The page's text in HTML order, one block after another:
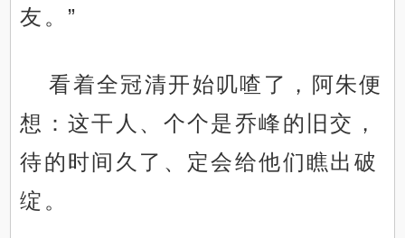
友。”
看着全冠清开始叽喳了，阿朱便
想：这干人、个个是乔峰的旧交，
待的时间久了、定会给他们瞧出破
绽。